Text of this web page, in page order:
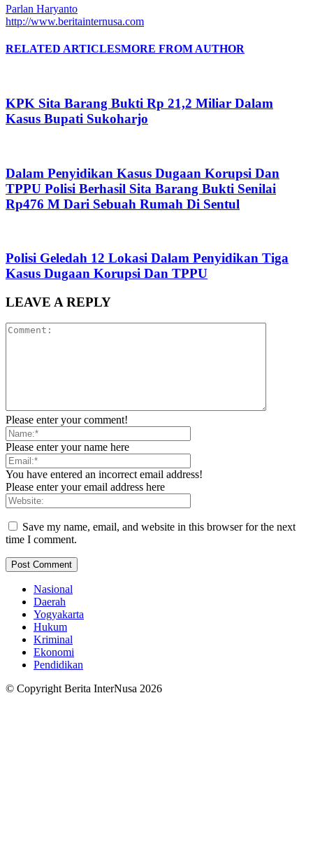
Parlan Haryanto
http://www.beritainternusa.com
RELATED ARTICLESMORE FROM AUTHOR
KPK Sita Barang Bukti Rp 21,2 Miliar Dalam
Kasus Bupati Sukoharjo
Dalam Penyidikan Kasus Dugaan Korupsi Dan
TPPU Polisi Berhasil Sita Barang Bukti Senilai
Rp476 M Dari Sebuah Rumah Di Sentul
Polisi Geledah 12 Lokasi Dalam Penyidikan Tiga
Kasus Dugaan Korupsi Dan TPPU
LEAVE A REPLY
Please enter your comment!
Please enter your name here
You have entered an incorrect email address!
Please enter your email address here
Save my name, email, and website in this browser for the next
time I comment.
Nasional
Daerah
Yogyakarta
Hukum
Kriminal
Ekonomi
Pendidikan
© Copyright Berita InterNusa 2026